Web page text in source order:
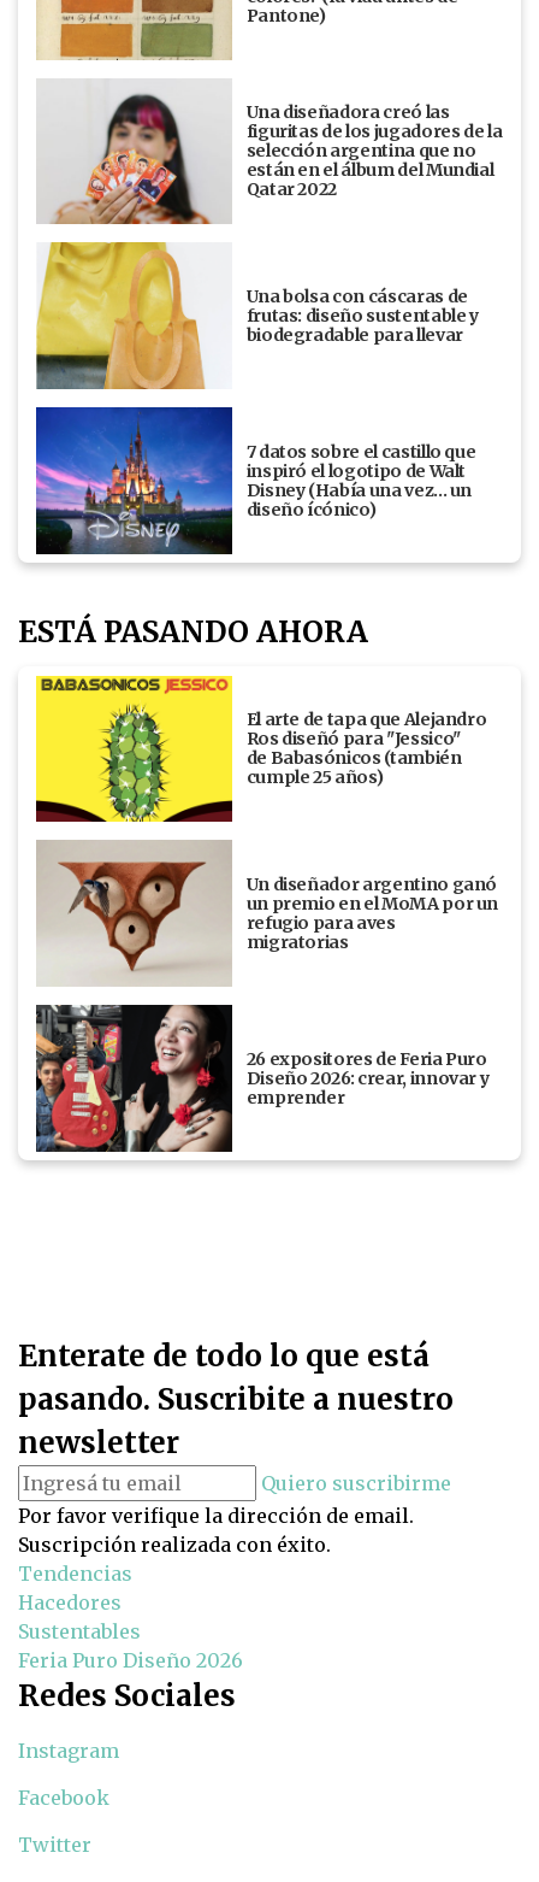
Pantone)
Una diseñadora creó las
figuritas de los jugadores de la
selección argentina que no
están en el álbum del Mundial
Qatar 2022
Una bolsa con cáscaras de
frutas: diseño sustentable y
biodegradable para llevar
7 datos sobre el castillo que
inspiró el logotipo de Walt
Disney (Había una vez... un
diseño ícónico)
ESTÁ PASANDO AHORA
El arte de tapa que Alejandro
Ros diseñó para "Jessico"
de Babasónicos (también
cumple 25 años)
Un diseñador argentino ganó
un premio en el MoMA por un
refugio para aves
migratorias
26 expositores de Feria Puro
Diseño 2026: crear, innovar y
emprender
Enterate de todo lo que está
pasando. Suscribite a nuestro
newsletter
Quiero suscribirme
Por favor verifique la dirección de email.
Suscripción realizada con éxito.
Tendencias
Hacedores
Sustentables
Feria Puro Diseño 2026
Redes Sociales
Instagram
Facebook
Twitter